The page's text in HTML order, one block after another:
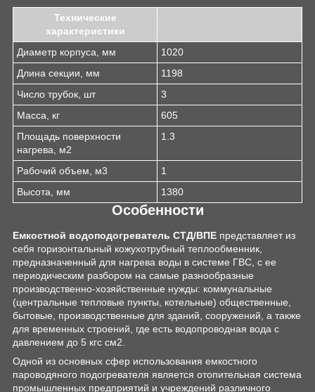
Технические
характеристики
Диаметр корпуса, мм
1020
Длина секции, мм
1198
Число трубок, шт
3
Масса, кг
605
Площадь поверхности
нагрева, м2
1.3
Рабочий объем, м3
1
Высота, мм
1380
Особенности
Емкостной водоподогреватель СТД/ВПЕ представляет из
себя горизонтальный кожухотрубный теплообменник,
предназначенный для нагрева воды в системе ГВС, с ее
периодическим разбором на самые разнообразные
производственно-хозяйственные нужды: коммунальные
(центральные тепловые пункты, котельные) общественные,
бытовые, производственные для зданий, сооружений, а также
для временных строений, где есть водопроводная вода с
давлением до 5 кгс см2.
Одной из основных сфер использования емкостного
пароводяного подогревателя является отопительная система
промышленных предприятий и учреждений различного